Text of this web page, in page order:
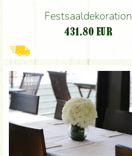
Festsaaldekoration
431.80 EUR